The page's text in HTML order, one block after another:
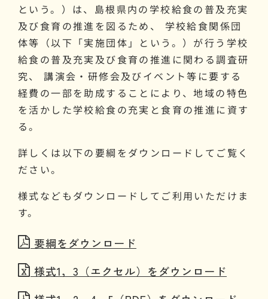
という。）は、島根県内の学校給食の普及充実
及び食育の推進を図るため、 学校給食関係団
体等（以下「実施団体」という。）が行う学校
給食の普及充実及び食育の推進に関わる調査研
究、 講演会・研修会及びイベント等に要する
経費の一部を助成することにより、地域の特色
を活かした学校給食の充実と食育の推進に資す
る。
詳しくは以下の要綱をダウンロードしてご覧く
ださい。
様式などもダウンロードしてご利用いただけま
す。
要綱をダウンロード
様式1，3（エクセル）をダウンロード